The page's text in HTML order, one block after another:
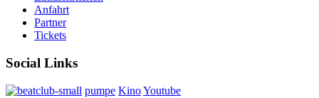
Anfahrt
Partner
Tickets
Social Links
pumpe KinoYoutube